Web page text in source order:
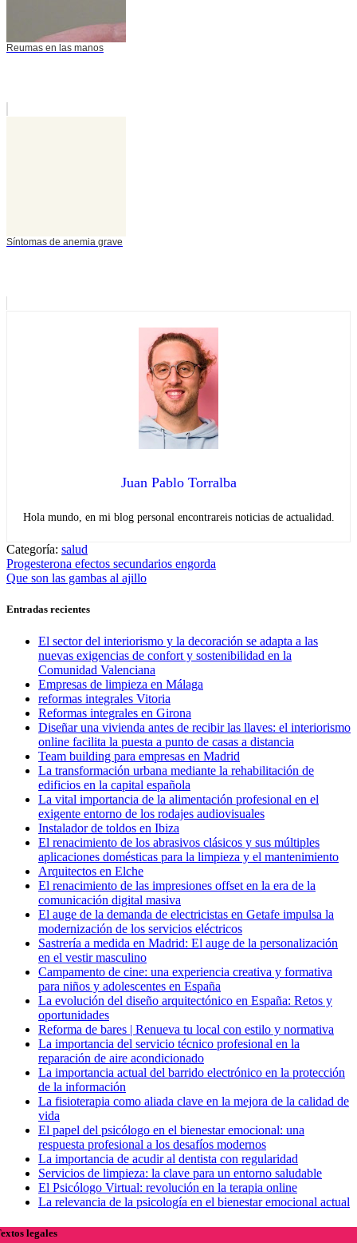
Reumas en las manos
Síntomas de anemia grave
Juan Pablo Torralba
Hola mundo, en mi blog personal encontrareis noticias de actualidad.
Categoría: salud
Navegación
de
entradas
Entrada
anterior:
Progesterona efectos secundarios engorda
Entrada
Que son las gambas al ajillo
Entradas recientes
El sector del interiorismo y la decoración se adapta a las
nuevas exigencias de confort y sostenibilidad en la
Comunidad Valenciana
Empresas de limpieza en Málaga
reformas integrales Vitoria
Reformas integrales en Girona
Diseñar una vivienda antes de recibir las llaves: el interiorismo
online facilita la puesta a punto de casas a distancia
Team building para empresas en Madrid
La transformación urbana mediante la rehabilitación de
edificios en la capital española
La vital importancia de la alimentación profesional en el
exigente entorno de los rodajes audiovisuales
Instalador de toldos en Ibiza
El renacimiento de los abrasivos clásicos y sus múltiples
aplicaciones domésticas para la limpieza y el mantenimiento
Arquitectos en Elche
El renacimiento de las impresiones offset en la era de la
comunicación digital masiva
El auge de la demanda de electricistas en Getafe impulsa la
modernización de los servicios eléctricos
Sastrería a medida en Madrid: El auge de la personalización
en el vestir masculino
Campamento de cine: una experiencia creativa y formativa
para niños y adolescentes en España
La evolución del diseño arquitectónico en España: Retos y
oportunidades
Reforma de bares | Renueva tu local con estilo y normativa
La importancia del servicio técnico profesional en la
reparación de aire acondicionado
La importancia actual del barrido electrónico en la protección
de la información
La fisioterapia como aliada clave en la mejora de la calidad de
vida
El papel del psicólogo en el bienestar emocional: una
respuesta profesional a los desafíos modernos
La importancia de acudir al dentista con regularidad
Servicios de limpieza: la clave para un entorno saludable
El Psicólogo Virtual: revolución en la terapia online
La relevancia de la psicología en el bienestar emocional actual
legales